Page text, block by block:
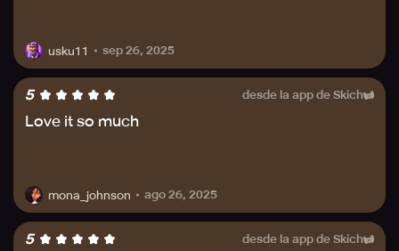
usku11 sep 26, 2025
5 desde la app de Skich
Love it so much
mona_johnson ago 26, 2025
5 desde la app de Skich